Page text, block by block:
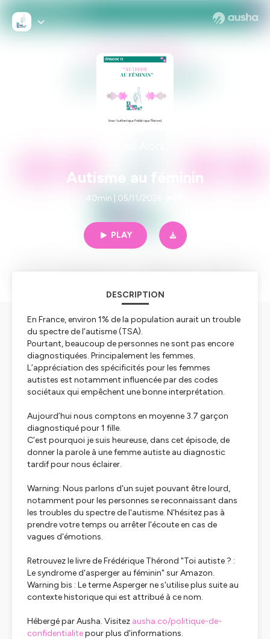
Autisme au féminin
40min | 05/11/2026
PLAY
DESCRIPTION
En France, environ 1% de la population aurait un trouble
du spectre de l’autisme (TSA).
Pourtant, beaucoup de personnes ne sont pas encore
diagnostiquées. Principalement les femmes.
L’appréciation des spécificités pour les femmes
autistes est notamment influencée par des codes
sociétaux qui empêchent une bonne interprétation.
Aujourd’hui nous comptons en moyenne 3.7 garçon
diagnostiqué pour 1 fille.
C’est pourquoi je suis heureuse, dans cet épisode, de
donner la parole à une femme autiste au diagnostic
tardif pour nous éclairer.
Warning: Nous parlons d'un sujet pouvant être lourd,
notamment pour les personnes se reconnaissant dans
les troubles du spectre de l'autisme. N'hésitez pas à
prendre votre temps ou arrêter l'écoute en cas de
vagues d'émotions.
Retrouvez le livre de Frédérique Thérond "Toi autiste ? :
Le syndrome d'asperger au féminin" sur Amazon.
Warning bis : Le terme Asperger ne s'utilise plus suite au
contexte historique qui est attribué à ce nom.
Hébergé par Ausha. Visitez ausha.co/politique-de-
confidentialitepour plus d'informations.